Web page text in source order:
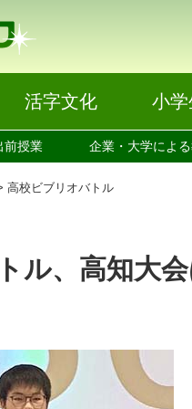
活字文化 小学
前授業 企業・大学によ
高校ビブリオバトル
ル、高知大